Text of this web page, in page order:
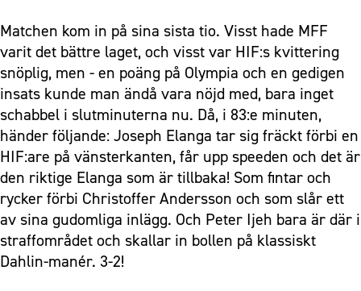
Matchen kom in på sina sista tio. Visst hade MFF
varit det bättre laget, och visst var HIF:s kvittering
snöplig, men - en poäng på Olympia och en gedigen
insats kunde man ändå vara nöjd med, bara inget
schabbel i slutminuterna nu. Då, i 83:e minuten,
händer följande: Joseph Elanga tar sig fräckt förbi en
HIF:are på vänsterkanten, får upp speeden och det är
den riktige Elanga som är tillbaka! Som fintar och
rycker förbi Christoffer Andersson och som slår ett
av sina gudomliga inlägg. Och Peter Ijeh bara är där i
straffområdet och skallar in bollen på klassiskt
Dahlin-manér. 3-2!